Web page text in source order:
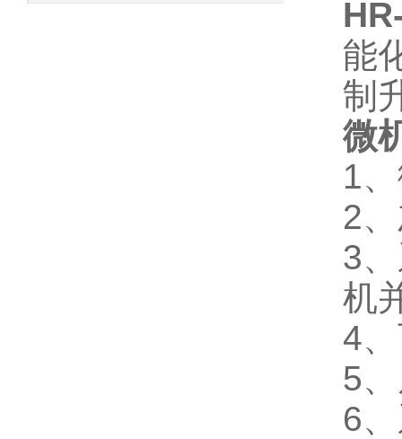
能
制
微
1
2
3
机
4
5
6